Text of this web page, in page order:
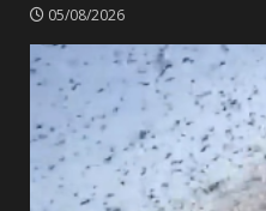
05/08/2026